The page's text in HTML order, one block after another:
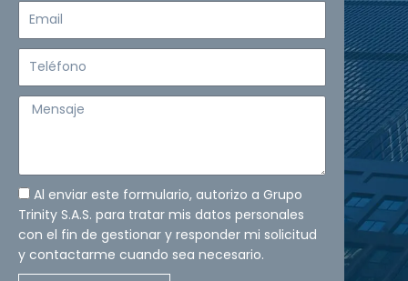
Mensaje
Al enviar este formulario, autorizo a Grupo
Trinity S.A.S. para tratar mis datos personales
con el fin de gestionar y responder mi solicitud
y contactarme cuando sea necesario.